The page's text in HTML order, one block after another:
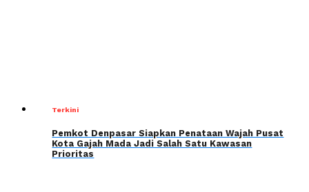
Terkini
Pemkot Denpasar Siapkan Penataan Wajah Pusat
Kota Gajah Mada Jadi Salah Satu Kawasan
Prioritas